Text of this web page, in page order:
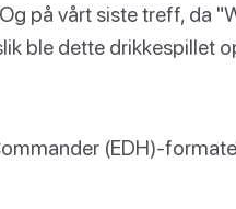
på vårt siste treff, da
ble dette drikkespillet
(EDH)-